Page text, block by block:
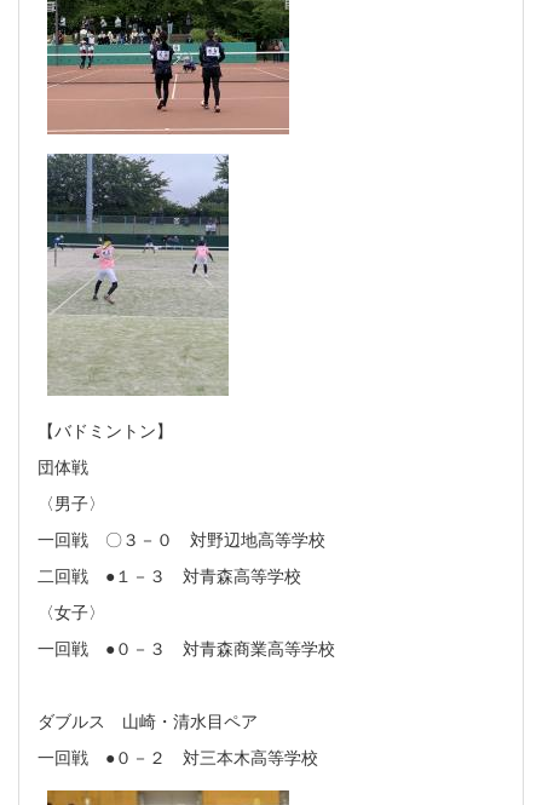
【バドミントン】
団体戦
〈男子〉
一回戦 〇３－０ 対野辺地高等学校
二回戦 ●１－３ 対青森高等学校
〈女子〉
一回戦 ●０－３ 対青森商業高等学校
ダブルス 山崎・清水目ペア
一回戦 ●０－２ 対三本木高等学校